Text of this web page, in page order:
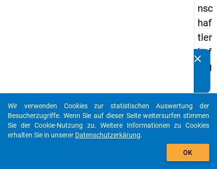
nsc
haf
tler
bef
rag
g
20
16
Details
clear
auto_stories
add_shopping_cart
Wir verwenden Cookies zur statistischen Auswertung der
Besucherzugriffe. Wenn Sie auf dieser Seite weitersurfen stimmen
Sie der Cookie-Nutzung zu. Weitere Informationen zu Cookies
erhalten Sie in unserer Datenschutzerkärung.
OK